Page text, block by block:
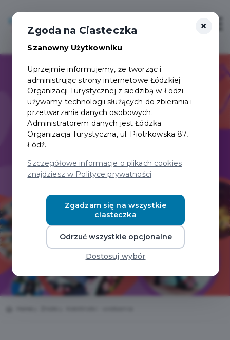
Login/Rejestracja ×
Zgoda na Ciasteczka
Szanowny Użytkowniku
Uprzejmie informujemy, że tworząc i
administrując strony internetowe Łódzkiej
Organizacji Turystycznej z siedzibą w Łodzi
używamy technologii służących do zbierania i
przetwarzania danych osobowych.
Administratorem danych jest Łódzka
Organizacja Turystyczna, ul. Piotrkowska 87,
Łódź.
Szczegółowe informacje o plikach cookies
znajdziesz w Polityce prywatności
Zgadzam się na wszystkie
ciasteczka
Odrzuć wszystkie opcjonalne
Dostosuj wybór